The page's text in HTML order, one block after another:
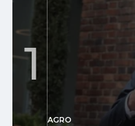
1
AGRO